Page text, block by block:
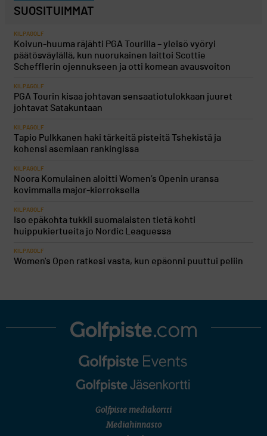
SUOSITUIMMAT
KILPAGOLF
Koivun-huuma räjähti PGA Tourilla – yleisö vyöryi
päätösväylällä, kun nuorukainen laittoi Scottie
Schefflerin ojennukseen ja otti komean avausvoiton
KILPAGOLF
PGA Tourin kisaa johtavan sensaatiotulokkaan juuret
johtavat Satakuntaan
KILPAGOLF
Tapio Pulkkanen haki tärkeitä pisteitä Tshekistä ja
kohensi asemiaan rankingissa
KILPAGOLF
Noora Komulainen aloitti Women’s Openin uransa
kovimmalla major-kierroksella
KILPAGOLF
Iso epäkohta tukkii suomalaisten tietä kohti
huippukiertueita jo Nordic Leaguessa
KILPAGOLF
Women's Open ratkesi vasta, kun epäonni puuttui peliin
Golfpiste mediakortti
Mediahinnasto